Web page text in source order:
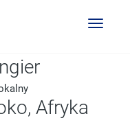
Toggle
Afryka